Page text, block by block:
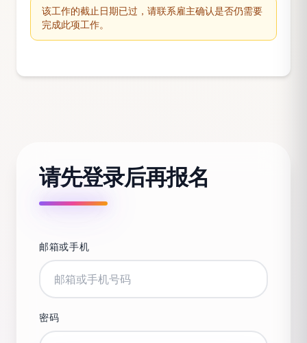
该工作的截止日期已过，请联系雇主确认是否仍需要
完成此项工作。
请先登录后再报名
邮箱或手机
密码